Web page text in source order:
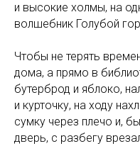
и высокие холмы, на
волшебник Голубой
Чтобы не терять
дома, а прямо в
бутерброд и яблоко,
и курточку, на ходу
сумку через плечо и,
дверь, с разбегу